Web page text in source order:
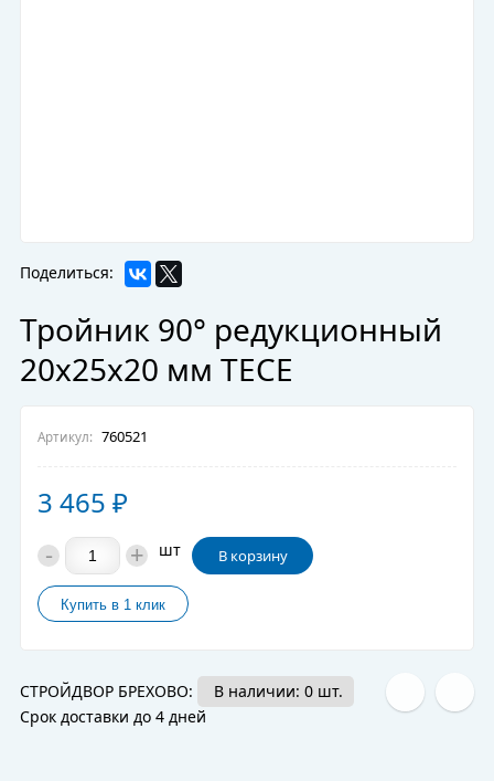
Поделиться:
Тройник 90° редукционный
20х25х20 мм TECE
Артикул: 760521
3 465 ₽
- + шт В корзину
СТРОЙДВОР БРЕХОВО:
В наличии: 0 шт.
Срок доставки до 4 дней